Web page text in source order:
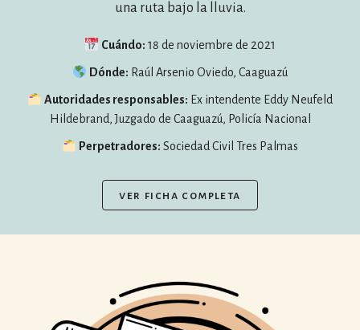
una ruta bajo la lluvia.
Cuándo: 18 de noviembre de 2021
Dónde: Raúl Arsenio Oviedo, Caaguazú
Autoridades responsables: Ex intendente Eddy Neufeld
Hildebrand, Juzgado de Caaguazú, Policía Nacional
Perpetradores: Sociedad Civil Tres Palmas
ver ficha completa